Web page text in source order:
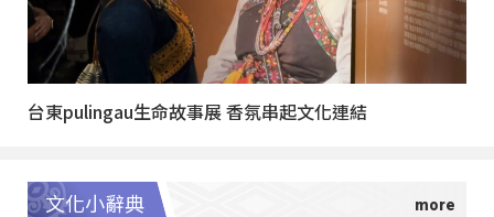
台東pulingau生命故事展 香氛串起文化連結
文化小辭典